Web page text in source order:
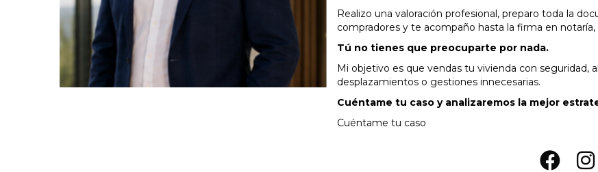
Realizo una valoración profesional, preparo toda la
compradores y te acompaño hasta la firma en
Tú no tienes que preocuparte por nada.
Mi objetivo es que vendas tu vivienda con seguridad,
desplazamientos o gestiones innecesarias.
Cuéntame tu caso y analizaremos la mejor
Cuéntame tu caso